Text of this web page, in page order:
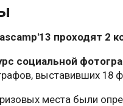
проходят 2
социальной
выставивших 18
места были